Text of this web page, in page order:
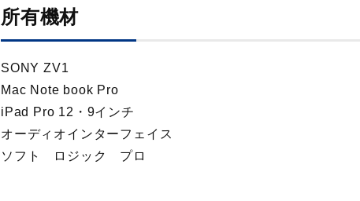
所有機材
SONY ZV1
Mac Note book Pro
iPad Pro 12・9インチ
オーディオインターフェイス
ソフト ロジック プロ